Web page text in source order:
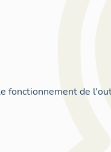
fonctionnement de